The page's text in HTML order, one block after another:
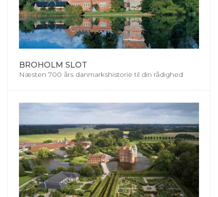
BROHOLM SLOT
Næsten 700 års danmarkshistorie til din rådighed